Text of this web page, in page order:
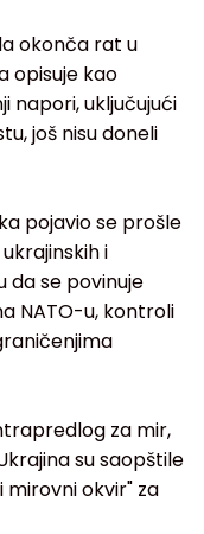
okonča rat u
opisuje kao
napori, uključujući
još nisu doneli
pojavio se prošle
i
da se povinuje
NATO-u, kontroli
za mir,
su saopštile
mirovni okvir" za